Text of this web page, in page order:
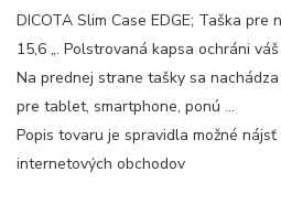
DICOTA Slim Case EDGE; Taška
15,6 „. Polstrovaná kapsa ochráni
Na prednej strane tašky sa
pre tablet, smartphone, ponú …
Popis tovaru je spravidla možné
internetových obchodov